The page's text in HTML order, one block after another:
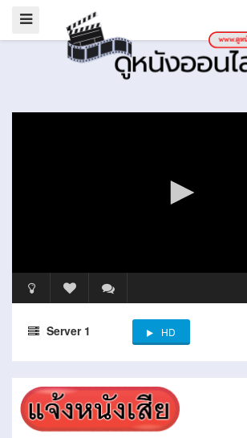
Server 1 HD